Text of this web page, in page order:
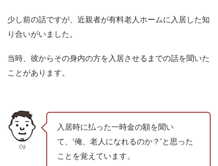
少し前の話ですが、近親者が有料老人ホームに入居した知
り合いがいました。
当時、彼からその身内の方を入居させるまでの話を聞いた
ことがあります。
Oji
入居時に払った一時金の額を聞い
て、‘俺、老人になれるのか？’と思った
ことを覚えています。